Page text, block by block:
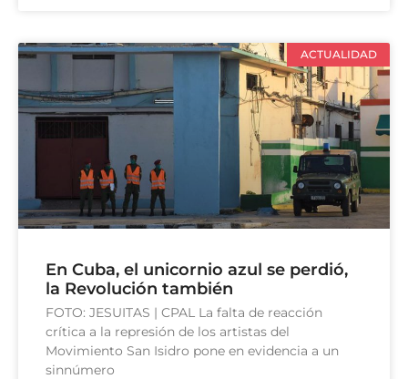
ACTUALIDAD
En Cuba, el unicornio azul se perdió,
la Revolución también
FOTO: JESUITAS | CPAL La falta de reacción
crítica a la represión de los artistas del
Movimiento San Isidro pone en evidencia a un
sinnúmero